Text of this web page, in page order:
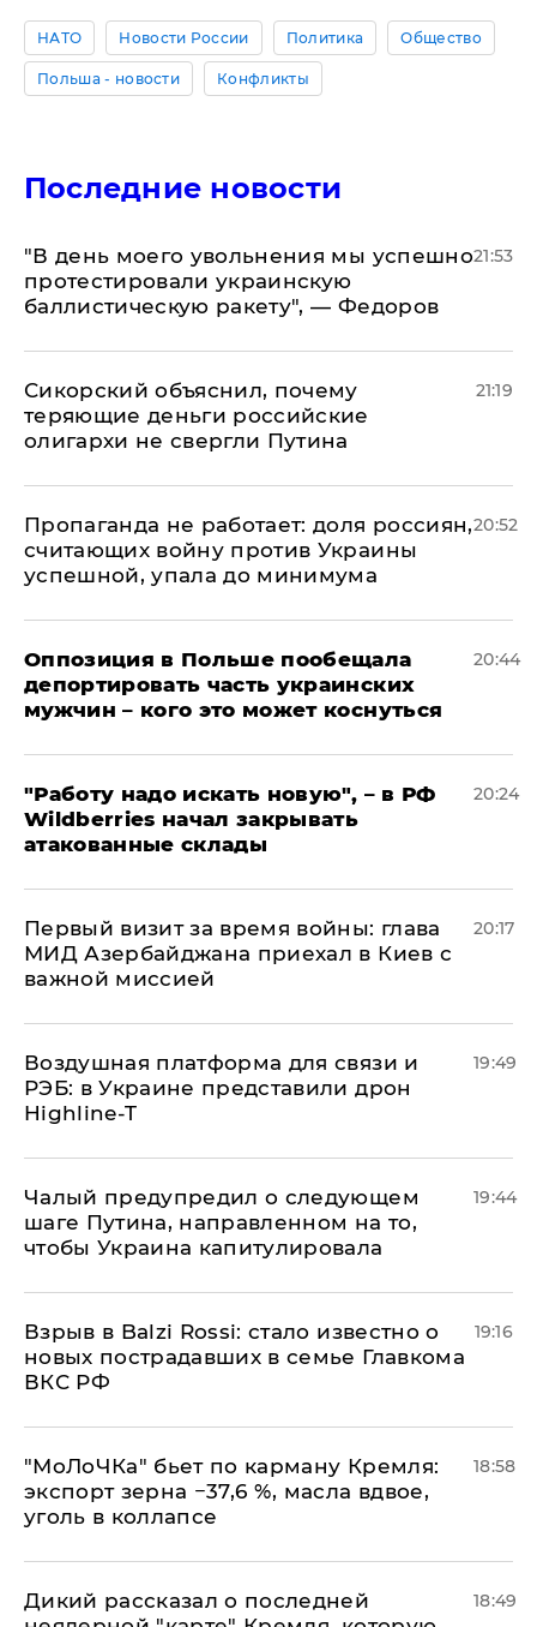
НАТО Новости России Политика Общество
Польша - новости Конфликты
Последние новости
​"В день моего увольнения мы успешно
протестировали украинскую
баллистическую ракету", — Федоров
21:53
Сикорский объяснил, почему
теряющие деньги российские
олигархи не свергли Путина
21:19
​Пропаганда не работает: доля россиян,
считающих войну против Украины
успешной, упала до минимума
20:52
Оппозиция в Польше пообещала
депортировать часть украинских
мужчин – кого это может коснуться
20:44
"Работу надо искать новую", – в РФ
Wildberries начал закрывать
атакованные склады
20:24
Первый визит за время войны: глава
МИД Азербайджана приехал в Киев с
важной миссией
20:17
Воздушная платформа для связи и
РЭБ: в Украине представили дрон
Highline-T
19:49
Чалый предупредил о следующем
шаге Путина, направленном на то,
чтобы Украина капитулировала
19:44
Взрыв в Balzi Rossi: стало известно о
новых пострадавших в семье Главкома
ВКС РФ
19:16
​"МоЛоЧКа" бьет по карману Кремля:
экспорт зерна −37,6 %, масла вдвое,
уголь в коллапсе
18:58
Дикий рассказал о последней
18:49